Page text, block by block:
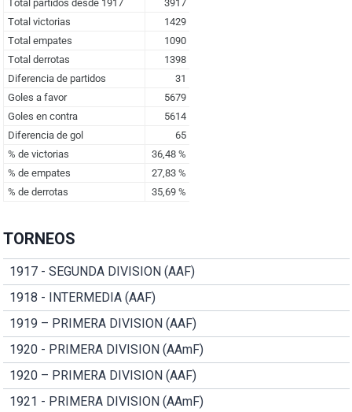
TORNEOS
1917 - SEGUNDA DIVISION (AAF)
1918 - INTERMEDIA (AAF)
1919 – PRIMERA DIVISION (AAF)
1920 - PRIMERA DIVISION (AAmF)
1920 – PRIMERA DIVISION (AAF)
1921 - PRIMERA DIVISION (AAmF)